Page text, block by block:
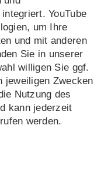
Rukzio
YouTube
um Ihre
und mit anderen
Sie in unserer
willigen Sie ggf.
jeweiligen Zwecken
Nutzung des
kann jederzeit
werden.